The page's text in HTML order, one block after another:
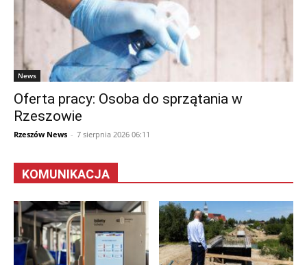
News
Oferta pracy: Osoba do sprzątania w
Rzeszowie
Rzeszów News - 7 sierpnia 2026 06:11
KOMUNIKACJA